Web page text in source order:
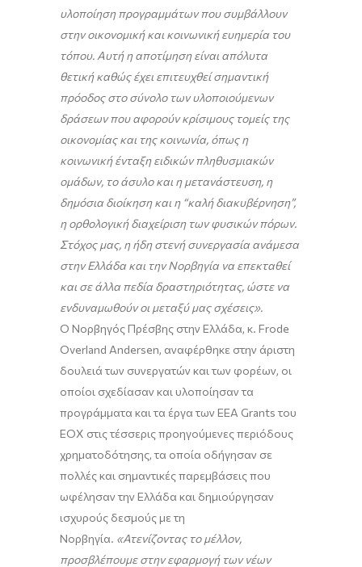
υλοποίηση προγραμμάτων που συμβάλλουν
στην οικονομική και κοινωνική ευημερία του
τόπου. Αυτή η αποτίμηση είναι απόλυτα
θετική καθώς έχει επιτευχθεί σημαντική
πρόοδος στο σύνολο των υλοποιούμενων
δράσεων που αφορούν κρίσιμους τομείς της
οικονομίας και της κοινωνία, όπως η
κοινωνική ένταξη ειδικών πληθυσμιακών
ομάδων, το άσυλο και η μετανάστευση, η
δημόσια διοίκηση και η “καλή διακυβέρνηση”,
η ορθολογική διαχείριση των φυσικών πόρων.
Στόχος μας, η ήδη στενή συνεργασία ανάμεσα
στην Ελλάδα και την Νορβηγία να επεκταθεί
και σε άλλα πεδία δραστηριότητας, ώστε να
ενδυναμωθούν οι μεταξύ μας σχέσεις».
O Νορβηγός Πρέσβης στην Ελλάδα, κ. Frode
Overland Andersen, αναφέρθηκε στην άριστη
δουλειά των συνεργατών και των φορέων, οι
οποίοι σχεδίασαν και υλοποίησαν τα
προγράμματα και τα έργα των EEA Grants του
ΕΟΧ στις τέσσερις προηγούμενες περιόδους
χρηματοδότησης, τα οποία οδήγησαν σε
πολλές και σημαντικές παρεμβάσεις που
ωφέλησαν την Ελλάδα και δημιούργησαν
ισχυρούς δεσμούς με τη
Νορβηγία. «Ατενίζοντας το μέλλον,
προσβλέπουμε στην εφαρμογή των νέων